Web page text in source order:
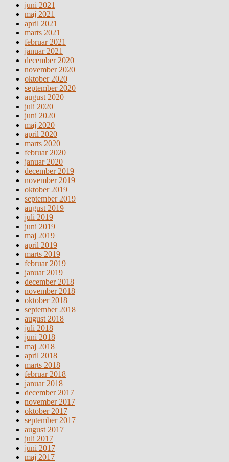
juni 2021
maj 2021
april 2021
marts 2021
februar 2021
januar 2021
december 2020
november 2020
oktober 2020
september 2020
august 2020
juli 2020
juni 2020
maj 2020
april 2020
marts 2020
februar 2020
januar 2020
december 2019
november 2019
oktober 2019
september 2019
august 2019
juli 2019
juni 2019
maj 2019
april 2019
marts 2019
februar 2019
januar 2019
december 2018
november 2018
oktober 2018
september 2018
august 2018
juli 2018
juni 2018
maj 2018
april 2018
marts 2018
februar 2018
januar 2018
december 2017
november 2017
oktober 2017
september 2017
august 2017
juli 2017
juni 2017
maj 2017